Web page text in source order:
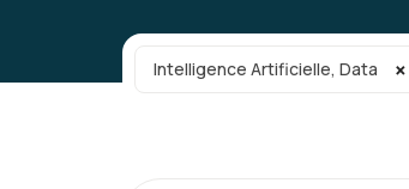
Catégorie principale ×
Intelligence Artificielle, Data